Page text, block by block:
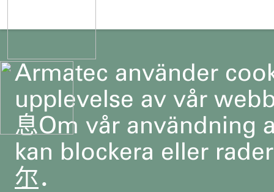
Armatec använder
upplevelse av vår
息Om vår användning
kan blockera eller
尔．